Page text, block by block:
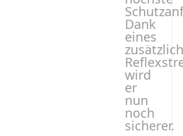
Dank
eines
wird
er
nun
noch
sicherer.